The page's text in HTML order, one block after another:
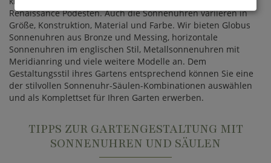
Renaissance Podesten. Auch die Sonnenuhren variieren in
Größe, Konstruktion, Material und Farbe. Wir bieten Globus
Sonnenuhren aus Bronze und Messing, horizontale
Sonnenuhren im englischen Stil, Metallsonnenuhren mit
Meridianring und viele weitere Modelle an. Dem
Gestaltungsstil ihres Gartens entsprechend können Sie eine
der stilvollen Sonnenuhr-Säulen-Kombinationen auswählen
und als Komplettset für Ihren Garten erwerben.
TIPPS ZUR GARTENGESTALTUNG MIT
SONNENUHREN UND SÄULEN